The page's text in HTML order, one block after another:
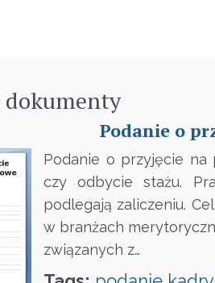
dokumenty
Podanie o
Podanie o przyjęcie na
czy odbycie stażu.
podlegają zaliczeniu.
w branżach
związanych z…